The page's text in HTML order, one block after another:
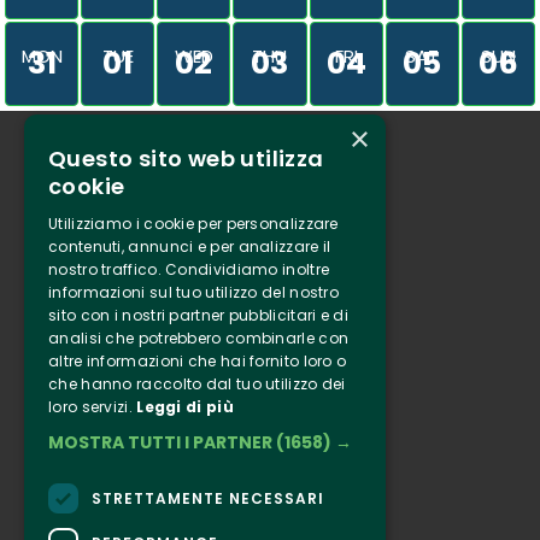
MON
31 TUE
01 WED
02 THU
03 FRI
04 SAT
05 SUN
06
Who we are
Tenuta Selvaggia
Contacts
Online ticketing
Clappit
Information
Follow Us
Facebook
×
Questo sito web utilizza
cookie
Utilizziamo i cookie per personalizzare
contenuti, annunci e per analizzare il
nostro traffico. Condividiamo inoltre
informazioni sul tuo utilizzo del nostro
sito con i nostri partner pubblicitari e di
analisi che potrebbero combinarle con
altre informazioni che hai fornito loro o
che hanno raccolto dal tuo utilizzo dei
loro servizi. Leggi di più
MOSTRA TUTTI I PARTNER (1658) →
STRETTAMENTE NECESSARI